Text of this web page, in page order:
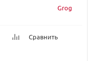
Grog
Сравнить